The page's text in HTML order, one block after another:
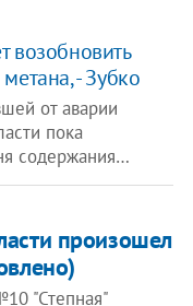
возобновить
- Зубко
от аварии
пока
содержания…
произошел
"Степная"